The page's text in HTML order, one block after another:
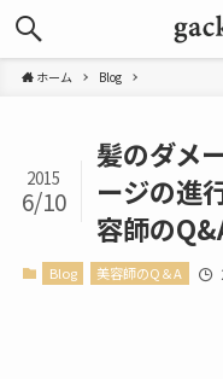
ホーム Blog
髪のダメ
ージの進
容師の
2015
6/10
Blog 美容師のQ＆A